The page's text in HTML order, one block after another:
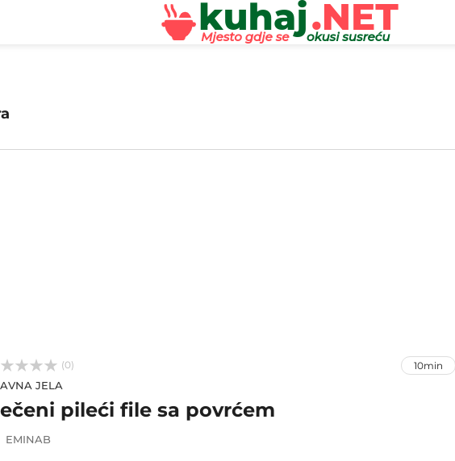
(0) 10min
JELA
pileći file sa povrćem
EMINAB